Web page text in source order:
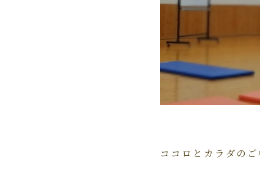
ココロとカラダの